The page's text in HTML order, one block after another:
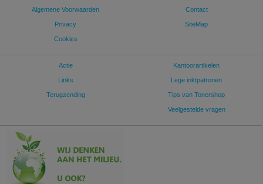
Algemene Voorwaarden
Privacy
Cookies
Contact
SiteMap
Actie
Links
Terugzending
Kantoorartikelen
Lege inktpatronen
Tips van Tonershop
Veelgestelde vragen